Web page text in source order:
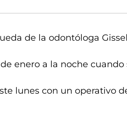
de la odontóloga
enero a la noche cuando
lunes con un operativo